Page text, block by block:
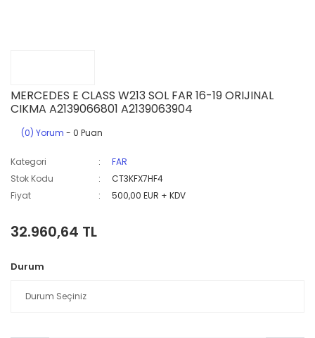
MERCEDES E CLASS W213 SOL FAR 16-19 ORIJINAL
CIKMA A2139066801 A2139063904
(0) Yorum - 0 Puan
Kategori
FAR
Stok Kodu
CT3KFX7HF4
Fiyat
500,00 EUR + KDV
32.960,64 TL
Durum